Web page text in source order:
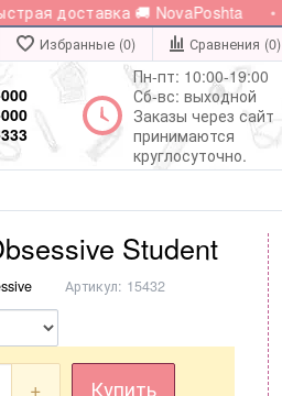
доставка 🚚 NovaPoshta
Избранные (0) Сравнения (0)
Пн-пт: 10:00-19:00
Сб-вс: выходной
Заказы через сайт
принимаются
круглосуточно.
Student
Артикул: 15432
+ Купить